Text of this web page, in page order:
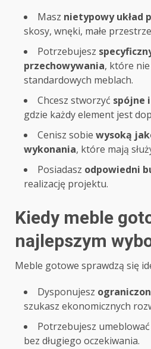
Masz nietypowy układ
skosy, wnęki, małe
Potrzebujesz
przechowywania, które
standardowych meblach.
Chcesz stworzyć spójne
gdzie każdy element jest
Cenisz sobie wysoką
wykonania, które mają
Posiadasz odpowiedni
realizację projektu.
Kiedy meble
najlepszym
Meble gotowe sprawdzą się
Dysponujesz
szukasz ekonomicznych
Potrzebujesz
bez długiego oczekiwania.